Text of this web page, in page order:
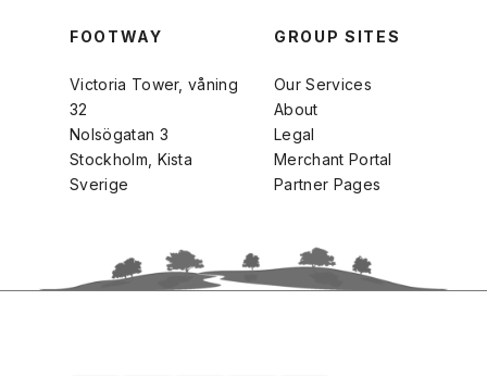
FOOTWAY
Victoria Tower, våning
32
Nolsögatan 3
Stockholm, Kista
Sverige
GROUP SITES
Our Services
About
Legal
Merchant Portal
Partner Pages